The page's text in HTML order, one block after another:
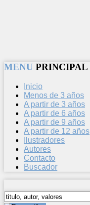
MENU PRINCIPAL
Inicio
Menos de 3 años
A partir de 3 años
A partir de 6 años
A partir de 9 años
A partir de 12 años
Ilustradores
Autores
Contacto
Buscador